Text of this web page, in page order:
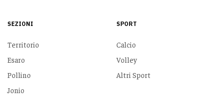
SEZIONI
Territorio
Esaro
Pollino
Jonio
SPORT
Calcio
Volley
Altri Sport